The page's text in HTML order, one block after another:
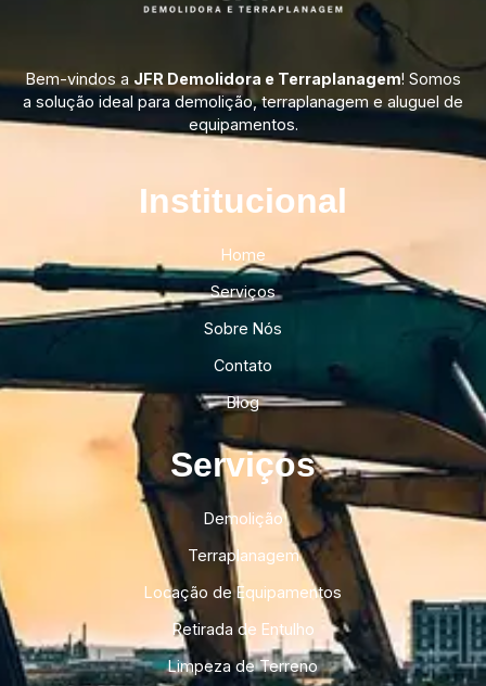
Bem-vindos a JFR Demolidora e Terraplanagem! Somos
a solução ideal para demolição, terraplanagem e aluguel de
equipamentos.
Institucional​
Home
Serviços
Sobre Nós
Contato
Blog
Serviços
Demolição
Terraplanagem
Locação de Equipamentos
Retirada de Entulho
Limpeza de Terreno